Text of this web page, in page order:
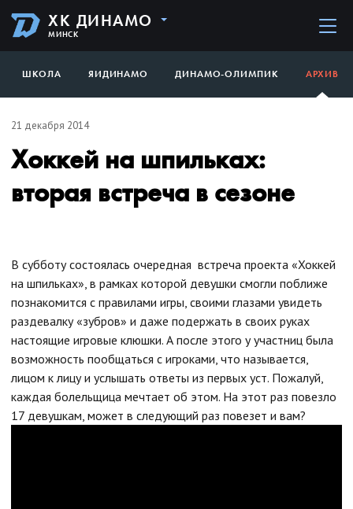
ХК ДИНАМО
МИНСК
ШКОЛА ЯИДИНАМО ДИНАМО-ОЛИМПИК АРХИВ
21 декабря 2014
Хоккей на шпильках:
вторая встреча в сезоне
В субботу состоялась очередная встреча проекта «Хоккей
на шпильках», в рамках которой девушки смогли поближе
познакомится с правилами игры, своими глазами увидеть
раздевалку «зубров» и даже подержать в своих руках
настоящие игровые клюшки. А после этого у участниц была
возможность пообщаться с игроками, что называется,
лицом к лицу и услышать ответы из первых уст. Пожалуй,
каждая болельщица мечтает об этом. На этот раз повезло
17 девушкам, может в следующий раз повезет и вам?